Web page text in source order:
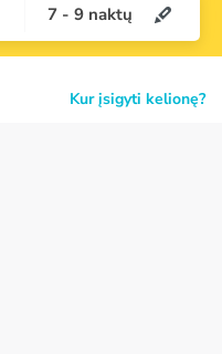
7 - 9 naktų
Kur įsigyti kelionę?